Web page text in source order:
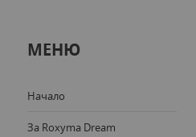
МЕНЮ
Начало
За Roxyma Dream